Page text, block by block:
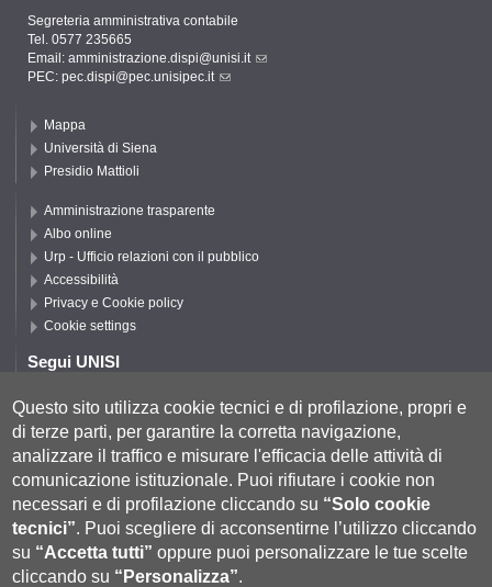
Segreteria amministrativa contabile
Tel. 0577 235665
Email: amministrazione.dispi@unisi.it
PEC: pec.dispi@pec.unisipec.it
Mappa
Università di Siena
Presidio Mattioli
Amministrazione trasparente
Albo online
Urp - Ufficio relazioni con il pubblico
Accessibilità
Privacy e Cookie policy
Cookie settings
Segui UNISI
Segui DISPI
Questo sito utilizza cookie tecnici e di profilazione, propri e
di terze parti, per garantire la corretta navigazione,
analizzare il traffico e misurare l'efficacia delle attività di
comunicazione istituzionale. Puoi rifiutare i cookie non
necessari e di profilazione cliccando su “Solo cookie
tecnici”. Puoi scegliere di acconsentirne l’utilizzo cliccando
su “Accetta tutti” oppure puoi personalizzare le tue scelte
cliccando su “Personalizza”.